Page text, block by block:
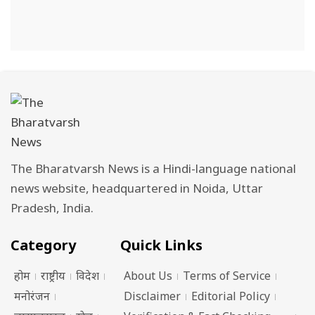
The Bharatvarsh News is a Hindi-language national
news website, headquartered in Noida, Uttar
Pradesh, India.
Category
होम राष्ट्रीय
विदेश
मनोरंजन
Quick Links
About Us
Terms of Service
Disclaimer
Editorial Policy